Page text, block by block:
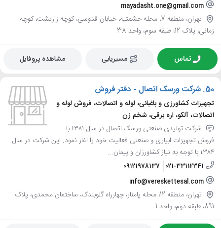
mayadasht.one@gmail.com
تهران، منطقه 7، محله حشمتیه، خیابان قدوسی، کوچه زارتشت، کوچه
زمانی، پلاک 12، طبقه سوم، واحد 38
تماس مسیریابی مشاهده پروفایل
50. شرکت ورسک اتصال - دفتر فروش
تجهیزات کشاورزی و باغبانی، لوله و اتصالات، فروش لوله و
اتصالات، آلکو، اره برقی، شخم زن
شرکت تولیدی صنعتی ورسک اتصال در سال ۱۳۸۱ با
فروش تجهیزات ابیاری و صنعتی فعالیت خود را اغاز نمود. این شرکت در سال
۱۳۸۴ با توجه به نیاز کشاورزان و پیمان...
021-33112341
09121978137
info@vereskettesal.com
تهران، منطقه 12، محله پامنار، چهارراه گلوبندک، ساختمان محمدی، پلاک
891، طبقه دوم، واحد 1